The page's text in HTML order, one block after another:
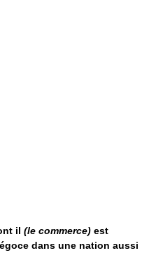
il (le commerce) est
dans une nation aussi